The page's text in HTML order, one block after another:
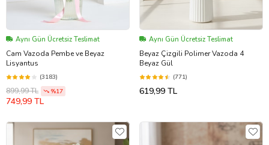
Aynı Gün Ücretsiz Teslimat
Cam Vazoda Pembe ve Beyaz
Lisyantus
(3183)
899,99 TL %17
749,99 TL
Aynı Gün Ücretsiz Teslimat
Beyaz Çizgili Polimer Vazoda 4
Beyaz Gül
(771)
619,99 TL